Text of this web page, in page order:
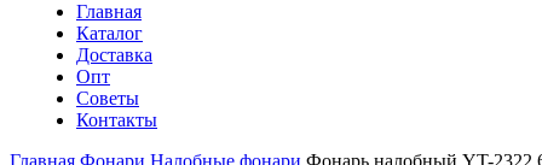
Главная
Каталог
Доставка
Опт
Советы
Контакты
Главная Фонари Налобные фонари Фонарь налобный YT-2322